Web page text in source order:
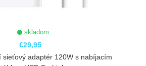
skladom
€29,95
sieťový adaptér 120W s nabíjacím